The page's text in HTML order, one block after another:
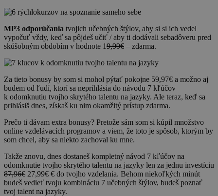
MP3 odporúčania tvojich učebných štýlov, aby si si ich vedel
vypočuť vždy, keď sa pôjdeš učiť / aby ti dodávali sebadôveru pred
skúšobným obdobím v hodnote 19,99€ – zdarma.
Za tieto bonusy by som si mohol pýtať pokojne 59,97€ a možno aj
budem od ľudí, ktorí sa neprihlásia do návodu 7 kľúčov
k odomknutiu tvojho skrytého talentu na jazyky. Ale teraz, keď sa
prihlásiš dnes, získaš ku nim okamžitý prístup zdarma.
Prečo ti dávam extra bonusy? Pretože sám som si kúpil množstvo
online vzdelávacích programov a viem, že toto je spôsob, ktorým by
som chcel, aby sa niekto zachoval ku mne.
Takže znovu, dnes dostaneš kompletný návod 7 kľúčov na
odomknutie tvojho skrytého talentu na jazyky len za jednu investíciu
87,96€ 27,99€ € do tvojho vzdelania. Behom niekoľkých minút
budeš vedieť tvoju kombináciu 7 učebných štýlov, budeš poznať
tvoj talent na jazyky.